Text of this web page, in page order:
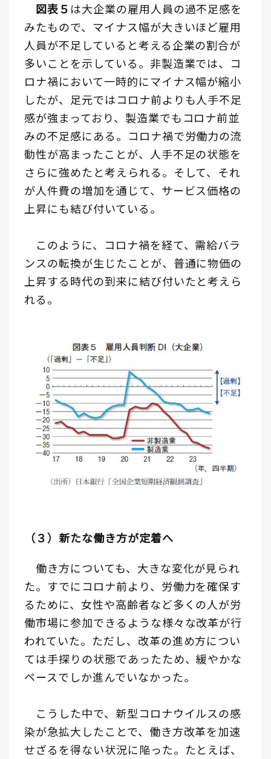
図表５ は大企業の雇用人員の過不足感を
みたもので、マイナス幅が大きいほど雇用
人員が不足していると考える企業の割合が
多いことを示している。非製造業では、コ
ロナ禍において一時的にマイナス幅が縮小
したが、足元ではコロナ前よりも人手不足
感が強まっており、製造業でもコロナ前並
みの不足感にある。コロナ禍で労働力の流
動性が高まったことが、人手不足の状態を
さらに強めたと考えられる。そして、それ
が人件費の増加を通じて、サービス価格の
上昇にも結び付いている。
このように、コロナ禍を経て、需給バラ
ンスの転換が生じたことが、普通に物価の
上昇する時代の到来に結び付いたと考えら
れる。
（３）新たな働き方が定着へ
働き方についても、大きな変化が見られ
た。すでにコロナ前より、労働力を確保す
るために、女性や高齢者など多くの人が労
働市場に参加できるような様々な改革が行
われていた。ただし、改革の進め方につい
ては手探りの状態であったため、緩やかな
ペースでしか進んでいなかった。
こうした中で、新型コロナウイルスの感
染が急拡大したことで、働き方改革を加速
せざるを得ない状況に陥った。たとえば、